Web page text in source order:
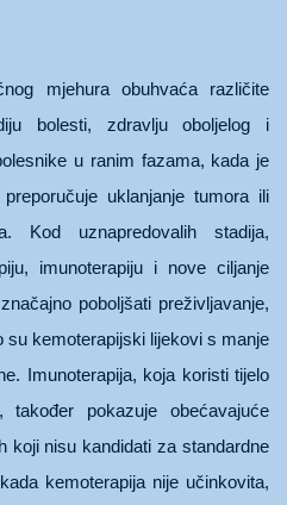
mjehura obuhvaća različite
bolesti, zdravlju oboljelog i
u ranim fazama, kada je
uklanjanje tumora ili
Kod uznapredovalih stadija,
imunoterapiju i nove ciljanje
poboljšati preživljavanje,
su kemoterapijski lijekovi s manje
Imunoterapija, koja koristi tijelo
pokazuje obećavajuće
koji nisu kandidati za standardne
kemoterapija nije učinkovita,